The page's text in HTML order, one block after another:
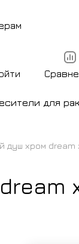
для
душ хром dream